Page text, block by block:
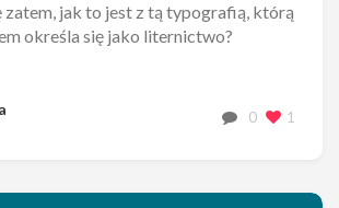
zatem, jak to jest z tą typografią, którą
określa się jako liternictwo?
0 1